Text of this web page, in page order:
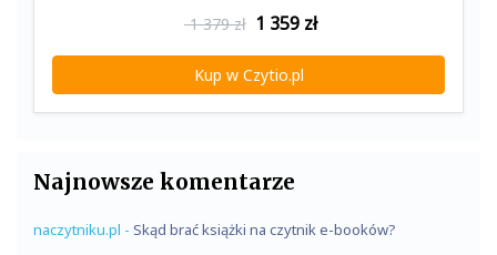
1 379 zł 1 359zł
Kup w Czytio.pl
Najnowsze komentarze
naczytniku.pl - Skąd brać książki na czytnik e-booków?